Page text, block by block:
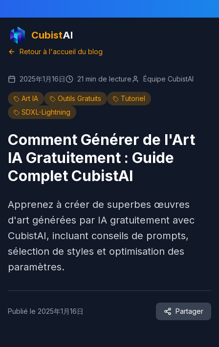
CubistAI
Retour à l'accueil du blog
2025年1月16日 21 min de lecture Équipe CubistAI
Art IA Outils Gratuits
Tutoriel
SDXL-Lightning
Comment Générer de l'Art
IA Gratuitement : Guide
Complet CubistAI
Apprenez à créer de superbes œuvres
d'art générées par IA gratuitement avec
CubistAI, incluant conseils de prompts,
sélection de styles et optimisation des
paramètres.
Publié le 2025年1月16日 Partager